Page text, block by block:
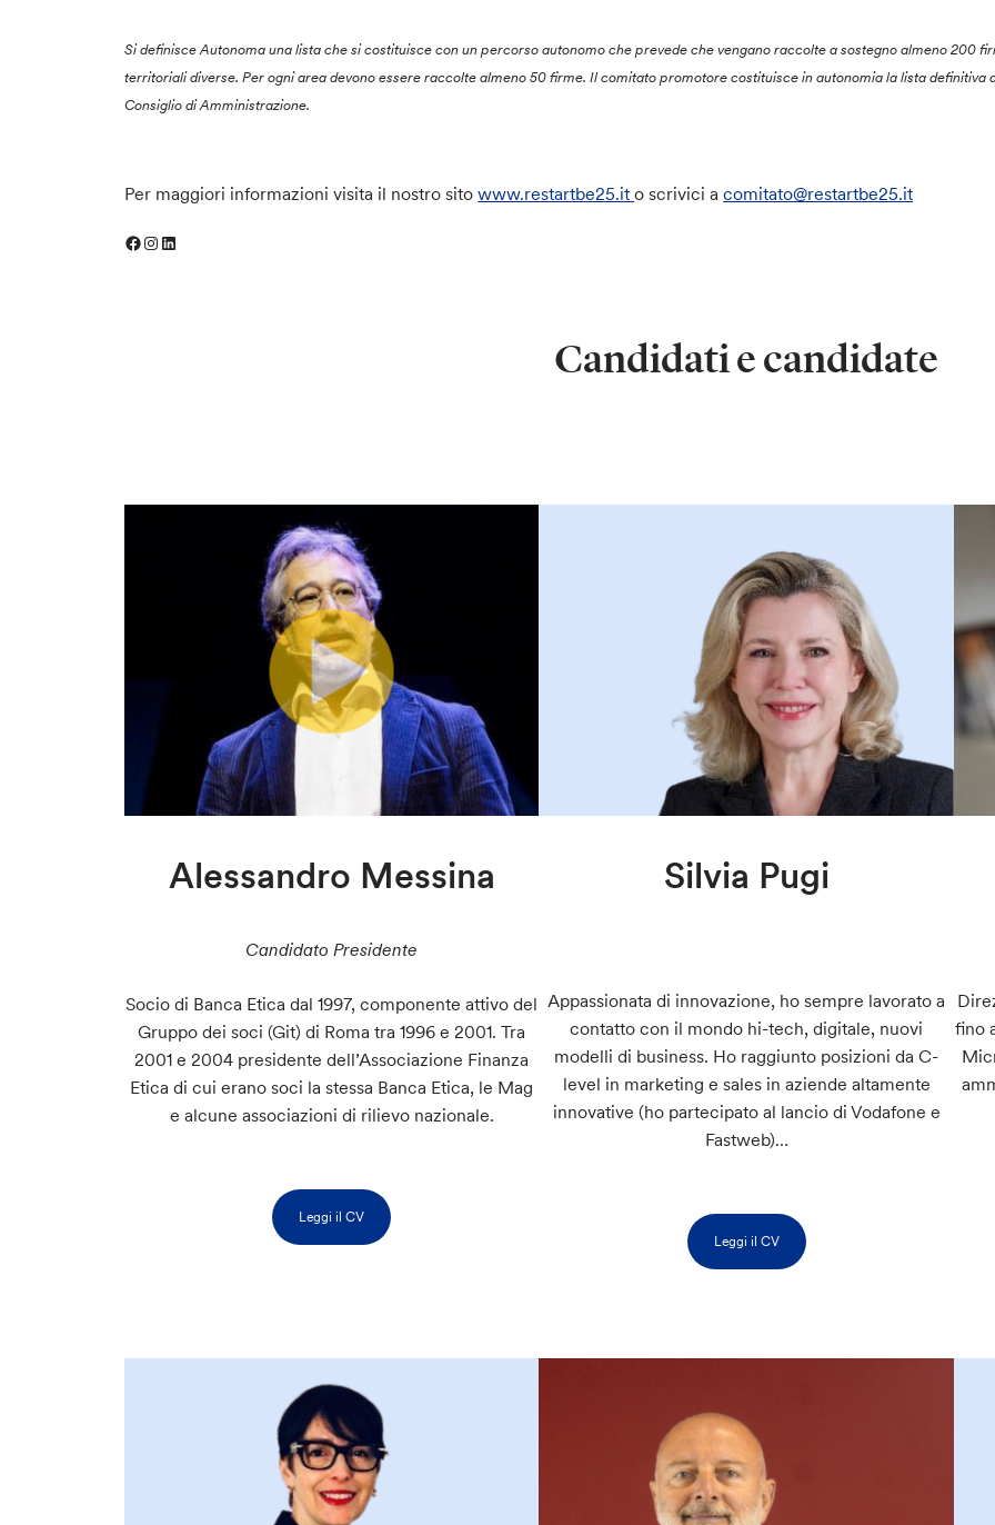
Si definisce Autonoma una lista che si costituisce con un percorso autonomo che prevede che vengano raccolte a sostegno almeno 200
territoriali diverse. Per ogni area devono essere raccolte almeno 50 firme. Il comitato promotore costituisce in autonomia la lista
Consiglio di Amministrazione.
Per maggiori informazioni visita il nostro sitowww.restartbe25.ito scrivici acomitato@restartbe25.it
Facebook
Instagram
LinkedIn
Candidati e candidate
Alessandro Messina
Candidato Presidente
Socio di Banca Etica dal 1997, componente attivo del
Gruppo dei soci (Git) di Roma tra 1996 e 2001. Tra
2001 e 2004 presidente dell’Associazione Finanza
Etica di cui erano soci la stessa Banca Etica, le Mag
e alcune associazioni di rilievo nazionale.
Leggi il CV
Silvia Pugi
Appassionata di innovazione, ho sempre lavorato a
contatto con il mondo hi-tech, digitale, nuovi
modelli di business. Ho raggiunto posizioni da C-
level in marketing e sales in aziende altamente
innovative (ho partecipato al lancio di Vodafone e
Fastweb)…
Leggi il CV
fino